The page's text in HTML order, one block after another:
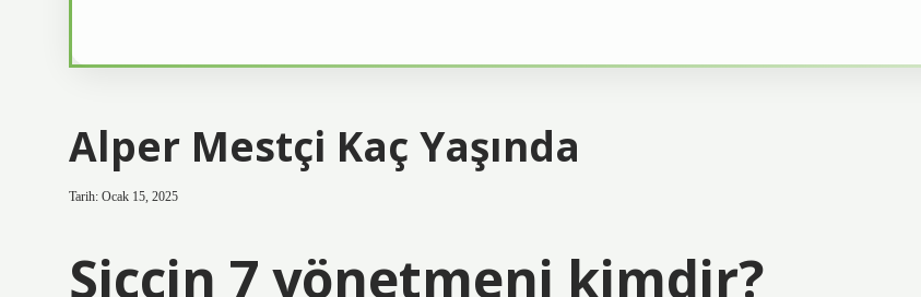
Alper Mestçi Kaç Yaşında
Tarih: Ocak 15, 2025
Siccin 7 yönetmeni kimdir?